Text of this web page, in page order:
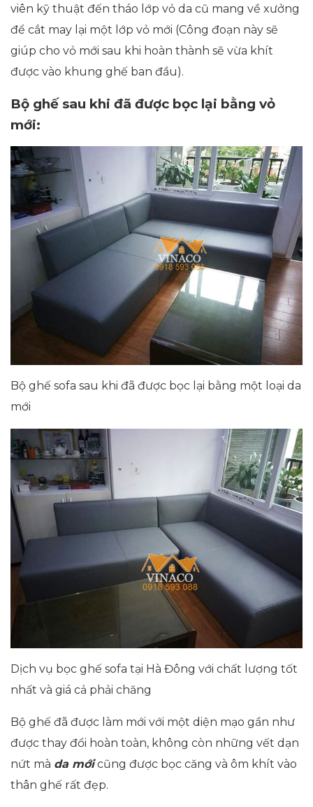
viên kỹ thuật đến tháo lớp vỏ da cũ mang về xưởng
để cắt may lại một lớp vỏ mới (Công đoạn này sẽ
giúp cho vỏ mới sau khi hoàn thành sẽ vừa khít
được vào khung ghế ban đầu).
Bộ ghế sau khi đã được bọc lại bằng vỏ
mới:
Bộ ghế sofa sau khi đã được bọc lại bằng một loại da
mới
Dịch vụ bọc ghế sofa tại Hà Đông với chất lượng tốt
nhất và giá cả phải chăng
Bộ ghế đã được làm mới với một diện mạo gần như
được thay đổi hoàn toàn, không còn những vết dạn
nứt mà da mớicũng được bọc căng và ôm khít vào
thân ghế rất đẹp.